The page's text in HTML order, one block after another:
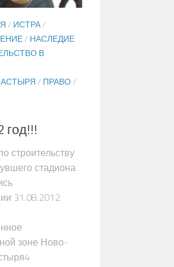
/ ИСТРА/
/ НАСЛЕДИЕ
В
/ ПРАВО/
строительству
стадиона
31.08.2012
зоне Ново-